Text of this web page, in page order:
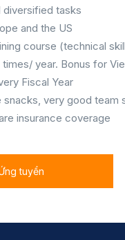
diversified tasks
and the US
course (technical
times/ year. Bonus for
Fiscal Year
snacks, very good team
insurance coverage
tuyển